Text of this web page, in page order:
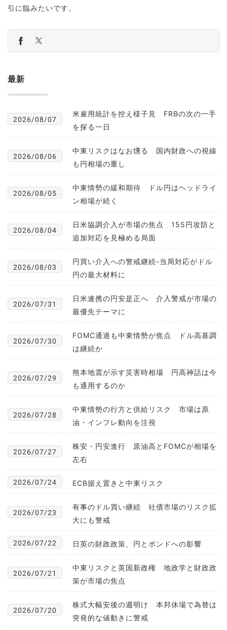
引に臨みたいです。
最新
2026/08/07
米雇用統計を控え様子見 FRBの次の一手
を探る一日
2026/08/06
中東リスクはなお燻る 国内財政への視線
も円相場の重し
2026/08/05
中東情勢の緩和期待 ドル円はヘッドライ
ン相場が続く
2026/08/04
日米協調介入が市場の焦点 155円攻防と
追加対応を見極める局面
2026/08/03
円買い介入への警戒継続-当局対応がドル
円の最大材料に
2026/07/31
日米連携の円安是正へ 介入警戒が市場の
最優先テーマに
2026/07/30
FOMC通過も中東情勢が焦点 ドル高基調
は継続か
2026/07/29
熊本地震が示す災害時相場 円高神話は今
も通用するのか
2026/07/28
中東情勢の行方と供給リスク 市場は原
油・インフレ動向を注視
2026/07/27
株安・円安進行 原油高とFOMCが相場を
左右
2026/07/24 ECB据え置きと中東リスク
2026/07/23
有事のドル買い継続 社債市場のリスク拡
大にも警戒
2026/07/22 日英の財政政策、円とポンドへの影響
2026/07/21
中東リスクと英国新政権 地政学と財政政
策が市場の焦点
2026/07/20
株式大幅安後の週明け 本邦休場で為替は
突発的な値動きに警戒